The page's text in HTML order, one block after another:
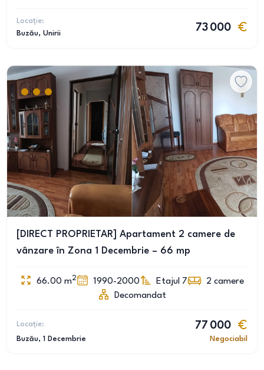
Locație:
Buzău, Unirii
73 000
[DIRECT PROPRIETAR] Apartament 2 camere de
vânzare în Zona 1 Decembrie – 66 mp
66.00 m2 1990-2000 Etajul 7 2 camere
Decomandat
Locație:
Buzău, 1 Decembrie
77 000
Negociabil